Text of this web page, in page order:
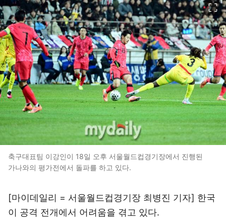
축구대표팀 이강인이 18일 오후 서울월드컵경기장에서 진행된
가나와의 평가전에서 돌파를 하고 있다.
[마이데일리 = 서울월드컵경기장 최병진 기자] 한국
이 공격 전개에서 어려움을 겪고 있다.